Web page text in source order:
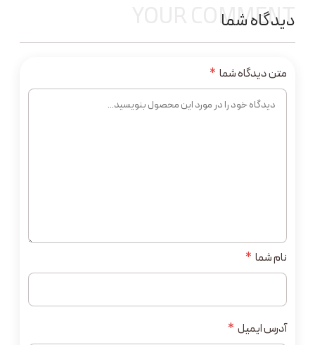
دیدگاه شما
YOUR COMMENT
نام شما *
آدرس ایمیل *
متن دیدگاه شما *